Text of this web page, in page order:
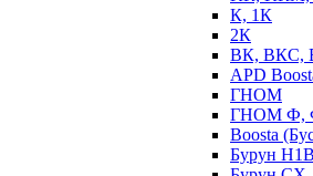
К, 1К
2К
ВК, ВКС,
APD
ГНОМ
ГНОМ Ф,
Boosta
Бурун Н1В